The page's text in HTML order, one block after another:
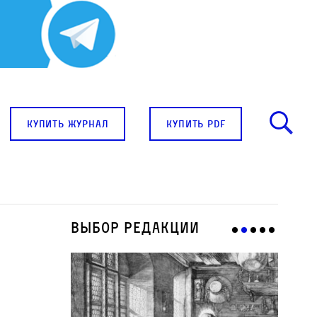
купить журнал купить pdf
Выбор редакции